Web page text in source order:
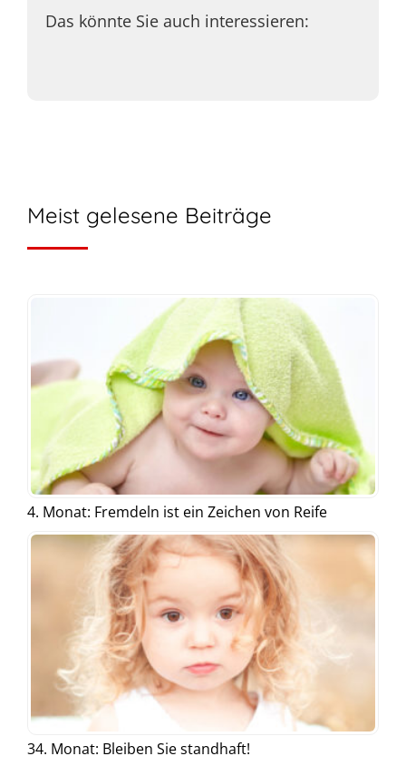
Das könnte Sie auch interessieren:
Meist gelesene Beiträge
4. Monat: Fremdeln ist ein Zeichen von Reife
34. Monat: Bleiben Sie standhaft!